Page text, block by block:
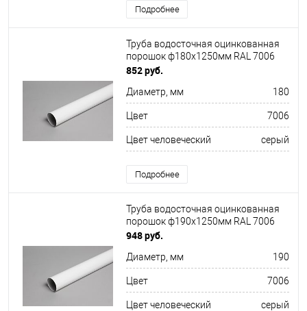
Подробнее
Труба водосточная оцинкованная
порошок ф180х1250мм RAL 7006
852 руб.
Диаметр, мм 180
Цвет 7006
Цвет человеческий серый
Подробнее
Труба водосточная оцинкованная
порошок ф190х1250мм RAL 7006
948 руб.
Диаметр, мм 190
Цвет 7006
Цвет человеческий серый